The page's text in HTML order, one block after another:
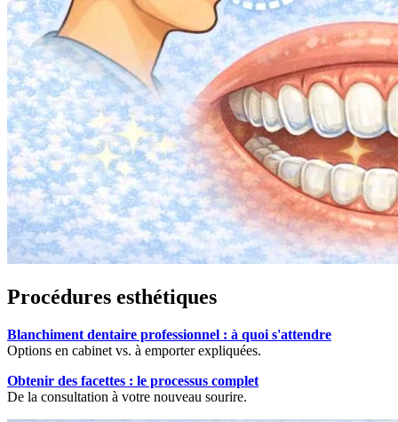
Procédures esthétiques
Blanchiment dentaire professionnel : à quoi s'attendre
Options en cabinet vs. à emporter expliquées.
Obtenir des facettes : le processus complet
De la consultation à votre nouveau sourire.